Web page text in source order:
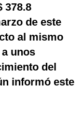
378.8
de este
al mismo
unos
del
informó este